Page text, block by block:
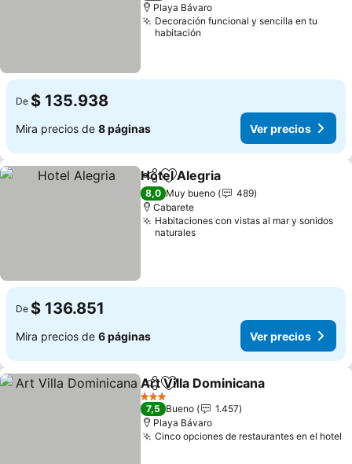
Playa Bávaro
Decoración funcional y sencilla en tu
habitación
De $ 135.938
Mira precios de 8 páginas Ver precios
CompartirAgregar a favoritos
Hotel Alegria
8,0 Muy bueno
489
Cabarete
Habitaciones con vistas al mar y sonidos
naturales
De $ 136.851
Mira precios de 6 páginas Ver precios
CompartirAgregar a favoritos
Art Villa Dominicana
3 Estrellas
7,5 Bueno
1.457
Playa Bávaro
Cinco opciones de restaurantes en el hotel